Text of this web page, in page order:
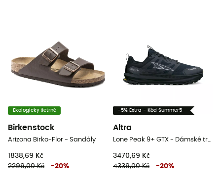
Ekologicky šetrné
Birkenstock
Arizona Birko-Flor - Sandály
1838,69 Kč
2299,00 Kč
-20%
-5% Extra - Kód Summer5
Altra
Lone Peak 9+ GTX - Dámské trailové běžecké boty
3470,69 Kč
4339,00 Kč
-20%